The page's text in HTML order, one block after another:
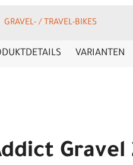
GRAVEL- / TRAVEL-BIKES
VARIANTEN
Gravel